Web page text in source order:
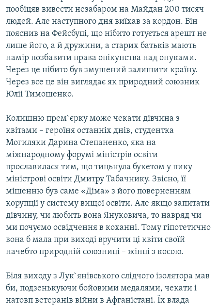
пообіцяв вивести незабаром на Майдан 200 тисяч
людей. Але наступного дня виїхав за кордон. Він
пояснив на Фейсбуці, що нібито готується арешт не
лише його, а й дружини, а старих батьків мають
намір позбавити права опікунства над онуками.
Через це нібито був змушений залишити країну.
Через все це він виглядає як природний союзник
Юліі Тимошенко.
Колишню прем`єрку може чекати дівчина з
квітами – героїня останніх днів, студентка
Могиляки Дарина Степаненко, яка на
міжнародному форумі міністрів освіти
прославилася тим, що тицьнула букетом у пику
міністрові освіти Дмитру Табачнику. Звісно, її
мішенню був саме «Діма» з його поверненням
корупції у систему вищої освіти. Але якщо запитати
дівчину, чи любить вона Януковича, то навряд чи
ми почуємо освідчення в коханні. Тому гіпотетично
вона б мала при виході вручити ці квіти своїй
начебто природній союзниці – жінці з косою.
Біля виходу з Лук`янівського слідчого ізолятора мав
би, подзенькуючи бойовими медалями, чекати і
натовп ветеранів війни в Афганістані. Їх влада